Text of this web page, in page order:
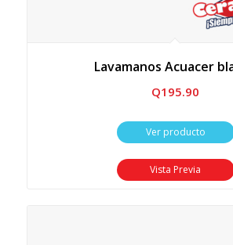
Lavamanos Acuacer
Q195.90
Ver producto
Vista Previa